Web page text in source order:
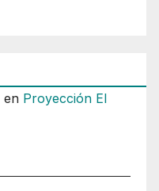
en Proyección El